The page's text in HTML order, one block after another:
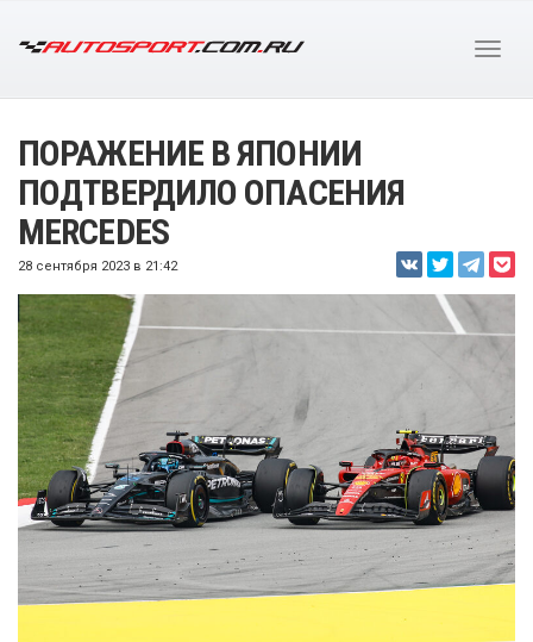
ПОРАЖЕНИЕ В ЯПОНИИ
ПОДТВЕРДИЛО ОПАСЕНИЯ
MERCEDES
28 сентября 2023 в 21:42